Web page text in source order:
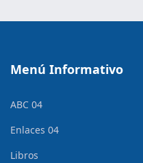
Menú Informativo
ABC 04
Enlaces 04
Libros